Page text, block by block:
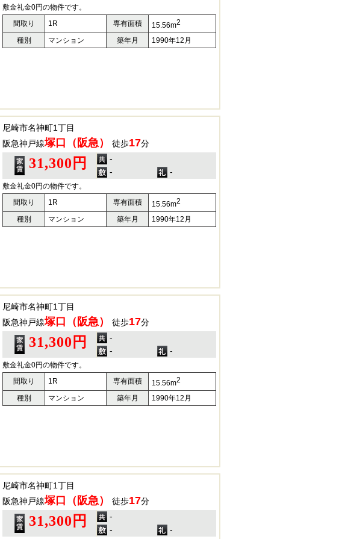
敷金礼金0円の物件です。
間取り
1R 専有面積 15.56m2
種別 マンション 築年月 1990年12月
尼崎市名神町1丁目
阪急神戸線塚口（阪急） 徒歩17分
31,300円
-
-
-
敷金礼金0円の物件です。
間取り
1R 専有面積 15.56m2
種別 マンション 築年月 1990年12月
尼崎市名神町1丁目
阪急神戸線塚口（阪急） 徒歩17分
31,300円
-
-
-
敷金礼金0円の物件です。
間取り
1R 専有面積 15.56m2
種別 マンション 築年月 1990年12月
尼崎市名神町1丁目
阪急神戸線塚口（阪急） 徒歩17分
31,300円
-
-
-